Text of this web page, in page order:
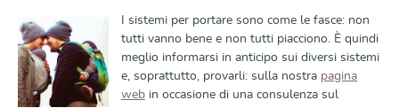
I sistemi per portare sono come le fasce: non
tutti vanno bene e non tutti piacciono. È quindi
meglio informarsi in anticipo sui diversi sistemi
e, soprattutto, provarli: sulla nostra pagina
web in occasione di una consulenza sul